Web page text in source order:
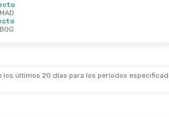
últimos 20 días para los periodos